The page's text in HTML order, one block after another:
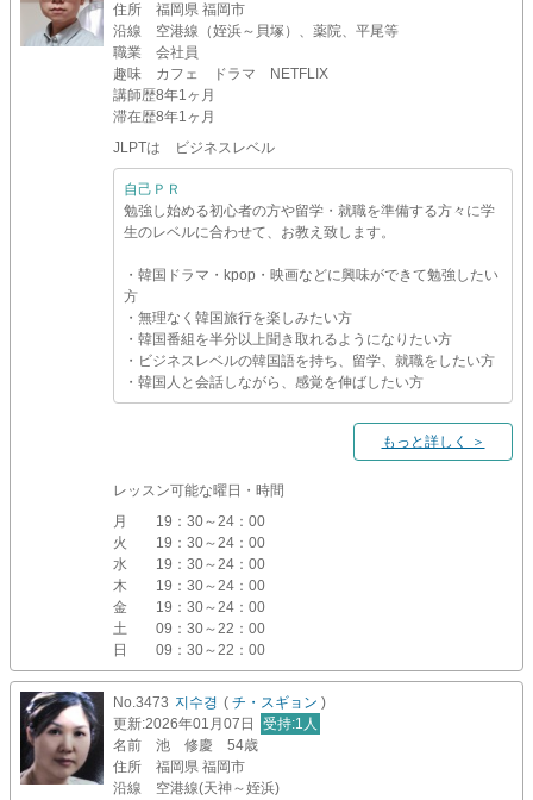
住所
福岡県 福岡市
沿線
空港線（姪浜～貝塚）、薬院、平尾等
職業
会社員
趣味
カフェ ドラマ NETFLIX
講師歴8年1ヶ月
滞在歴8年1ヶ月
JLPTは ビジネスレベル
自己ＰＲ
勉強し始める初心者の方や留学・就職を準備する方々に学
生のレベルに合わせて、お教え致します。
・韓国ドラマ・kpop・映画などに興味ができて勉強したい
方
・無理なく韓国旅行を楽しみたい方
・韓国番組を半分以上聞き取れるようになりたい方
・ビジネスレベルの韓国語を持ち、留学、就職をしたい方
・韓国人と会話しながら、感覚を伸ばしたい方
もっと詳しく ＞
レッスン可能な曜日・時間
月
19：30～24：00
火
19：30～24：00
水
19：30～24：00
木
19：30～24：00
金
19：30～24：00
土
09：30～22：00
日
09：30～22：00
No.3473 지수경 ( チ・スギョン )
更新:2026年01月07日 受持:1人
名前
池 修慶 54歳
住所
福岡県 福岡市
沿線
空港線(天神～姪浜)